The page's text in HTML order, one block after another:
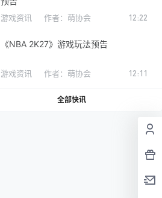
游戏资讯 作者： 萌协会 12:22
《NBA 2K27》游戏玩法预告
游戏资讯 作者： 萌协会 12:11
全部快讯